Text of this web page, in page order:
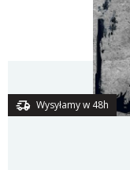
Wysyłamy w 48h